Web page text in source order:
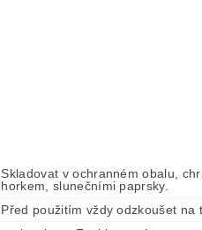
Skladovat v ochranném obalu,
horkem, slunečními paprsky.
Před použitím vždy odzkoušet na